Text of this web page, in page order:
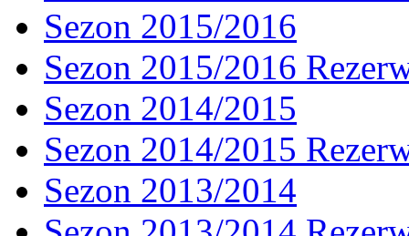
Sezon 2015/2016
Sezon 2015/2016
Sezon 2014/2015
Sezon 2014/2015
Sezon 2013/2014